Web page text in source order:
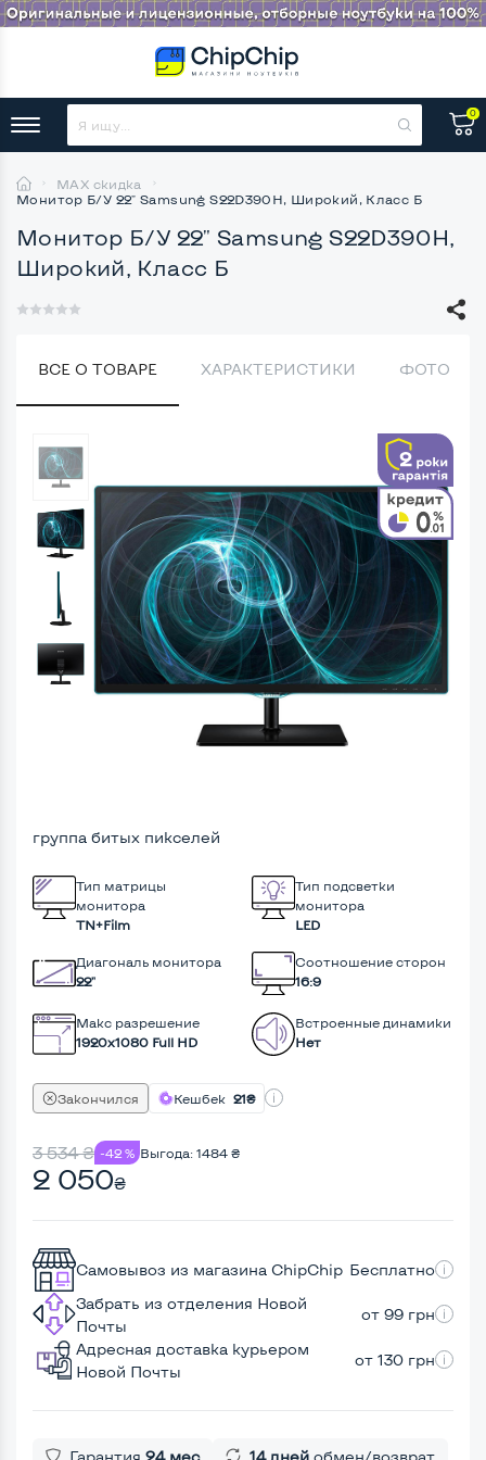
0
MAX скидка
Монитор Б/У 22" Samsung S22D390H, Широкий, Класс Б
Монитор Б/У 22" Samsung S22D390H,
Широкий, Класс Б
ВСЕ О ТОВАРЕ ХАРАКТЕРИСТИКИ ФОТО
группа битых пикселей
Тип матрицы
монитора
TN+Film
Тип подсветки
монитора
LED
Диагональ монитора
22"
Соотношение сторон
16:9
Макс разрешение
1920x1080 Full HD
Встроенные динамики
Нет
Закончился Кешбек 21₴
3 534₴ -42 % Выгода: 1484 ₴
2 050₴
Самовывоз из магазина ChipChip Бесплатно
Забрать из отделения Новой
Почты
от 99 грн
Адресная доставка курьером
Новой Почты
от 130 грн
Гарантия 24 мес 14 дней обмен/возврат